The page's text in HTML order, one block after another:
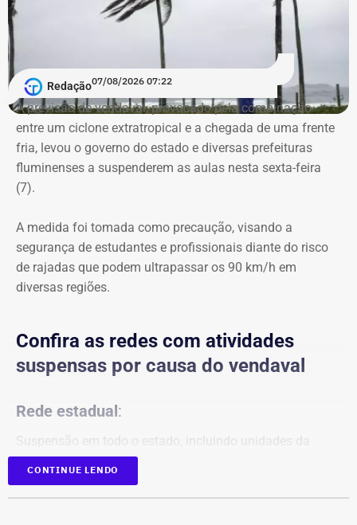
Redação07/08/2026 07:22
A previsão de vendaval, provocado pela combinação
entre um ciclone extratropical e a chegada de uma frente
fria, levou o governo do estado e diversas prefeituras
fluminenses a suspenderem as aulas nesta sexta-feira
(7).
A medida foi tomada como precaução, visando a
segurança de estudantes e profissionais diante do risco
de rajadas que podem ultrapassar os 90 km/h em
diversas regiões.
Confira as redes com atividades
suspensas por causa do vendaval
Rede estadual:
Suspensão em todo o estado, incluindo unidades da
Faetec.
Redes municipais:
CONTINUE LENDO